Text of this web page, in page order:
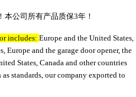
公司所有产品质保3年！
includes: Europe and the United States,
Europe and the garage door opener, the
States, Canada and other countries
standards, our company exported to